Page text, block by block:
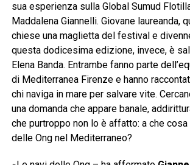
sua esperienza sulla Global Sumud
Maddalena Giannelli. Giovane laureanda,
chiese una maglietta del festival e
questa dodicesima edizione, invece, è
Elena Banda. Entrambe fanno parte
di Mediterranea Firenze e hanno
chi naviga in mare per salvare vite.
una domanda che appare banale,
che purtroppo non lo è affatto: a che
delle Ong nel Mediterraneo?